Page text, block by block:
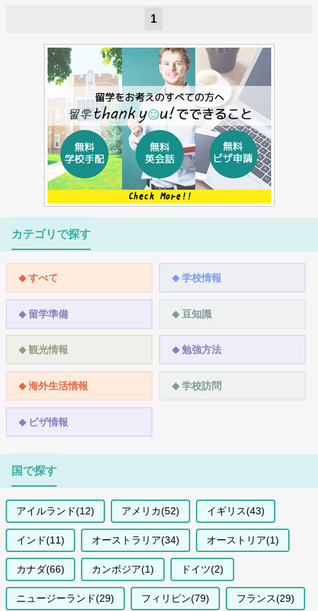
1
カテゴリで探す
すべて 学校情報
留学準備 豆知識
観光情報 勉強方法
海外生活情報 学校訪問
ビザ情報
国で探す
アイルランド(12) アメリカ(52) イギリス(43)
インド(11) オーストラリア(34) オーストリア(1)
カナダ(66) カンボジア(1) ドイツ(2)
ニュージーランド(29) フィリピン(79) フランス(29)